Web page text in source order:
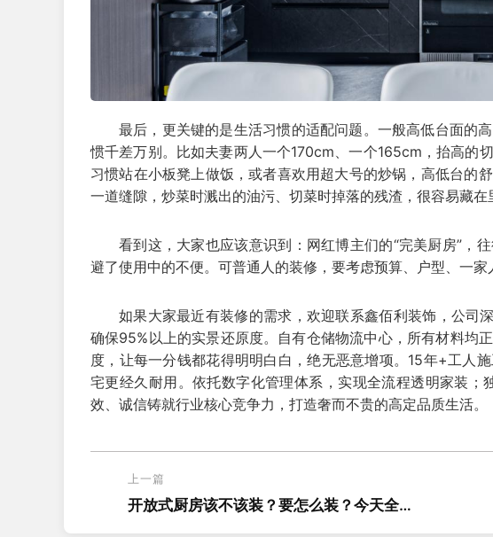
最后，更关键的是生活习惯的适配问题。一般高低台面的
惯千差万别。比如夫妻两人一个170cm、一个165cm，抬高的
习惯站在小板凳上做饭，或者喜欢用超大号的炒锅，高低台的
一道缝隙，炒菜时溅出的油污、切菜时掉落的残渣，很容易藏在
看到这，大家也应该意识到：网红博主们的“完美厨房”，
避了使用中的不便。可普通人的装修，要考虑预算、户型、一
如果大家最近有装修的需求，欢迎联系鑫佰利装饰，公司
确保95%以上的实景还原度。自有仓储物流中心，所有材料均
度，让每一分钱都花得明明白白，绝无恶意增项。15年+工人
宅更经久耐用。依托数字化管理体系，实现全流程透明家装；
效、诚信铸就行业核心竞争力，打造奢而不贵的高定品质生活。
上一篇
开放式厨房该不该装？要怎么装？今天全部